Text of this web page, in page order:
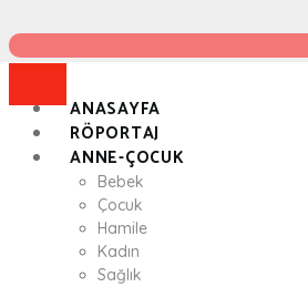
ANASAYFA
RÖPORTAJ
ANNE-ÇOCUK
Bebek
Çocuk
Hamile
Kadın
Sağlık